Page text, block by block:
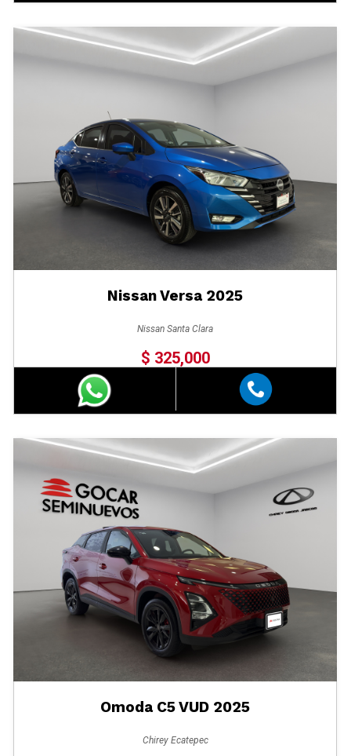
Nissan Versa 2025
Nissan Santa Clara
$ 325,000
Omoda C5 VUD 2025
Chirey Ecatepec